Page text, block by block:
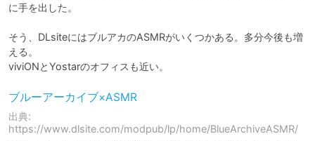
に手を出した。
そう、DLsiteにはブルアカのASMRがいくつかある。多分今後も増
える。
viviONとYostarのオフィスも近い。
ブルーアーカイブ×ASMR
出典:
https://www.dlsite.com/modpub/lp/home/BlueArchiveASMR/